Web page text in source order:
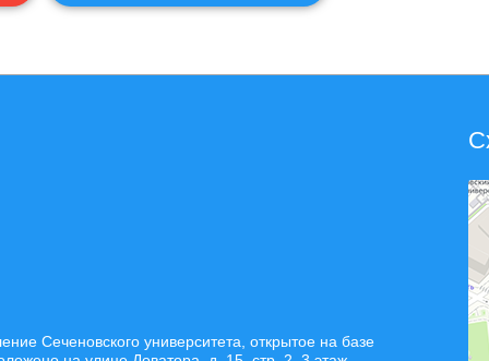
Сеченовского университета, открытое на базе